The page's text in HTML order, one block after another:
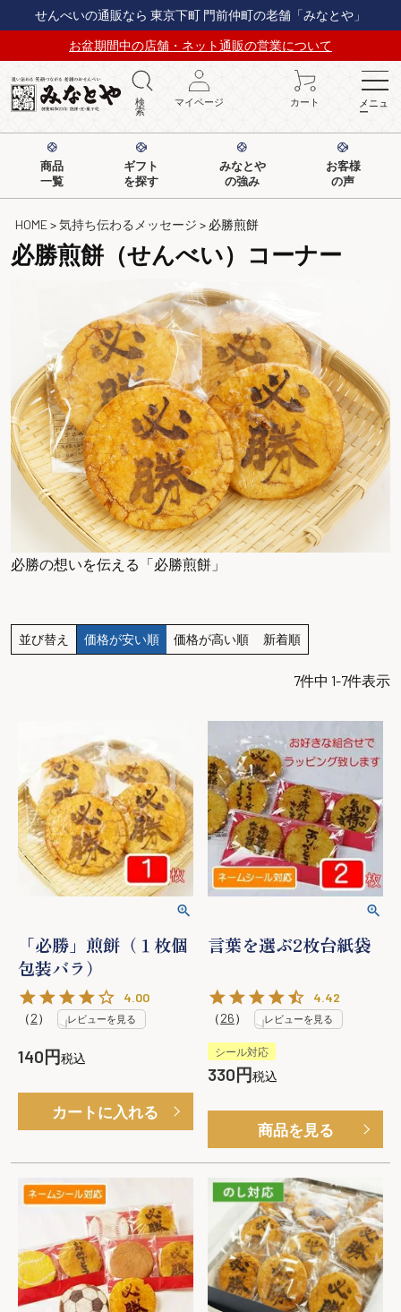
せんべいの通販なら 東京下町 門前仲町の老舗「みなとや」
お盆期間中の店舗・ネット通販の営業について
検
索
マイページ カート メニュ
ー
商品
一覧
ギフト
を探す
みなとや
の強み
お客様
の声
HOME 気持ち伝わるメッセージ 必勝煎餅
必勝煎餅（せんべい）コーナー
必勝の想いを伝える「必勝煎餅」
並び替え 価格が安い順 価格が高い順 新着順
7件中 1-7件表示
「必勝」煎餅（１枚個
包装バラ）
4.00
（2） レビューを見る
140 税込
カートに入れる
言葉を選ぶ2枚台紙袋
4.42
（26） レビューを見る
シール対応
330 税込
商品を見る